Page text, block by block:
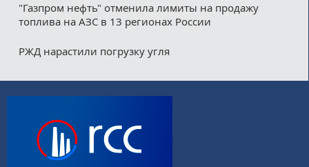
"Газпром нефть" отменила лимиты на продажу
топлива на АЗС в 13 регионах России
РЖД нарастили погрузку угля